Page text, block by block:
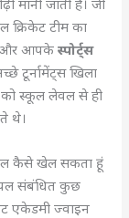
क्रिकेट टीम का
और आपकेस्पोर्ट्स
टूर्नामेंट्स खिला
स्कूल लेवल से ही
थे।
कैसे खेल सकता हूं
संबंधित कुछ
एकेडमी ज्वाइन